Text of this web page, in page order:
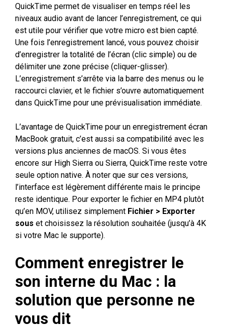
QuickTime permet de visualiser en temps réel les
niveaux audio avant de lancer l’enregistrement, ce qui
est utile pour vérifier que votre micro est bien capté.
Une fois l’enregistrement lancé, vous pouvez choisir
d’enregistrer la totalité de l’écran (clic simple) ou de
délimiter une zone précise (cliquer-glisser).
L’enregistrement s’arrête via la barre des menus ou le
raccourci clavier, et le fichier s’ouvre automatiquement
dans QuickTime pour une prévisualisation immédiate.
L’avantage de QuickTime pour un enregistrement écran
MacBook gratuit, c’est aussi sa compatibilité avec les
versions plus anciennes de macOS. Si vous êtes
encore sur High Sierra ou Sierra, QuickTime reste votre
seule option native. À noter que sur ces versions,
l’interface est légèrement différente mais le principe
reste identique. Pour exporter le fichier en MP4 plutôt
qu’en MOV, utilisez simplement Fichier > Exporter
sous et choisissez la résolution souhaitée (jusqu’à 4K
si votre Mac le supporte).
Comment enregistrer le
son interne du Mac : la
solution que personne ne
vous dit